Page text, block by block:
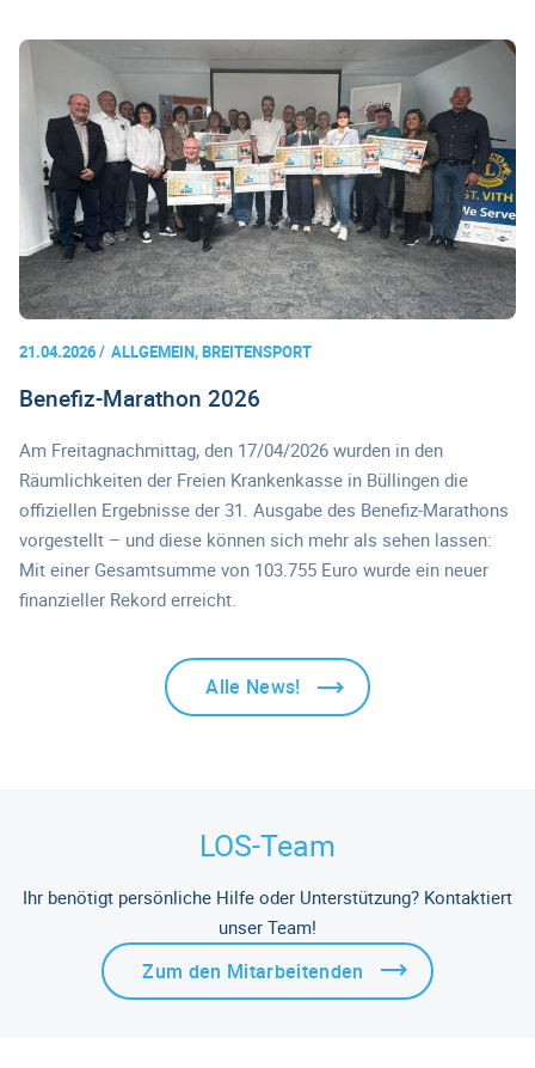
21.04.2026 ALLGEMEIN, BREITENSPORT
Benefiz-Marathon 2026
Am Freitagnachmittag, den 17/04/2026 wurden in den
Räumlichkeiten der Freien Krankenkasse in Büllingen die
offiziellen Ergebnisse der 31. Ausgabe des Benefiz-Marathons
vorgestellt – und diese können sich mehr als sehen lassen:
Mit einer Gesamtsumme von 103.755 Euro wurde ein neuer
finanzieller Rekord erreicht.
Alle News!
LOS-Team
Ihr benötigt persönliche Hilfe oder Unterstützung? Kontaktiert
unser Team!
Zum den Mitarbeitenden